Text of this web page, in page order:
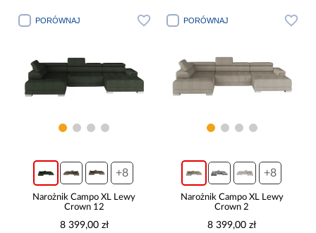
PORÓWNAJ
+8
Narożnik Campo XL Lewy
Crown 12
8 399,00 zł
PORÓWNAJ
+8
Narożnik Campo XL Lewy
Crown 2
8 399,00 zł